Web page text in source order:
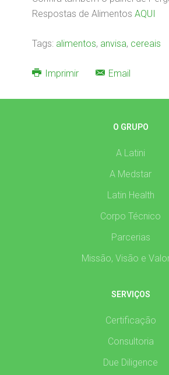
Respostas de Alimentos AQUI
Tags: alimentos, anvisa, cereais
Imprimir Email
O GRUPO
A Latini
A Medstar
Latin Health
Corpo Técnico
Parcerias
Missão, Visão e
SERVIÇOS
Certificação
Consultoria
Due Diligence